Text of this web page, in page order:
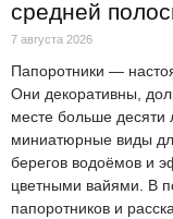
средней
7 августа 2026
Папоротники —
Они декоративны,
месте больше десяти
миниатюрные виды
берегов водоёмов и
цветными вайями. В
папоротников и